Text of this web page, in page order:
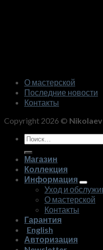
О мастерской
Последние новости
Контакты
Copyright 2026 ©
Искать:
Магазин
Коллекция
Информация
Уход и
О мастерской
Контакты
Гарантия
English
Авторизация